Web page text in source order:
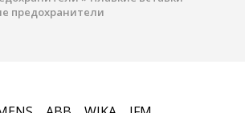
предохранители